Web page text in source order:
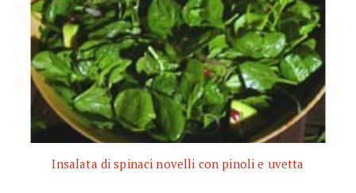
Insalata di spinaci novelli con pinoli e uvetta